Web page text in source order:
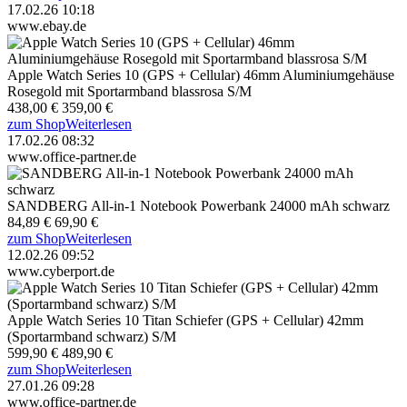
17.02.26 10:18
www.ebay.de
Apple Watch Series 10 (GPS + Cellular) 46mm Aluminiumgehäuse
Rosegold mit Sportarmband blassrosa S/M
438,00 € 359,00 €
zum ShopWeiterlesen
17.02.26 08:32
www.office-partner.de
SANDBERG All-in-1 Notebook Powerbank 24000 mAh schwarz
84,89 € 69,90 €
zum ShopWeiterlesen
12.02.26 09:52
www.cyberport.de
Apple Watch Series 10 Titan Schiefer (GPS + Cellular) 42mm
(Sportarmband schwarz) S/M
599,90 € 489,90 €
zum ShopWeiterlesen
27.01.26 09:28
www.office-partner.de